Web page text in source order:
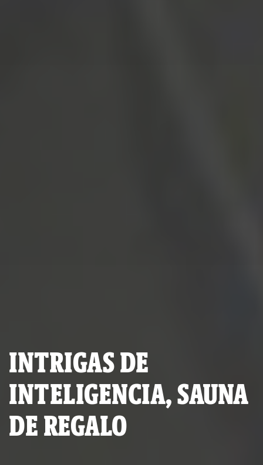
INTRIGAS DE
INTELIGENCIA, SAUNA
DE REGALO